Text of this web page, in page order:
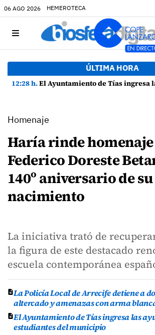
06 AGO 2026 HEMEROTECA
ÚLTIMA HORA
12:28 h.El Ayuntamiento de Tías ingresa las ayudas a los
Homenaje
Haría rinde homenaje
Federico Doreste
140º aniversario de su
nacimiento
La iniciativa trató de
la figura de este destacado
escuela contemporánea
La Policía Local de Arrecife detiene a
altercado y amenazas con arma
El Ayuntamiento de Tías ingresa las
estudiantes del municipio